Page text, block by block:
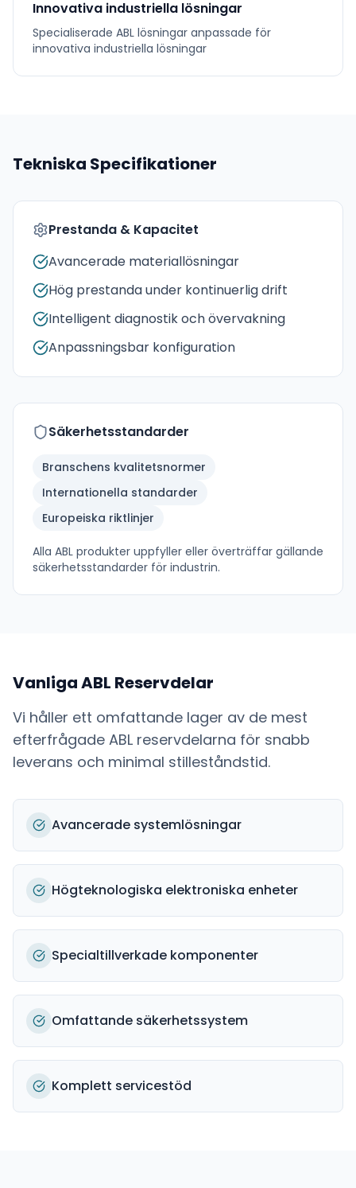
Innovativa industriella lösningar
Specialiserade ABL lösningar anpassade för
innovativa industriella lösningar
Tekniska Specifikationer
Prestanda & Kapacitet
Avancerade materiallösningar
Hög prestanda under kontinuerlig drift
Intelligent diagnostik och övervakning
Anpassningsbar konfiguration
Säkerhetsstandarder
Branschens kvalitetsnormer
Internationella standarder
Europeiska riktlinjer
Alla ABL produkter uppfyller eller överträffar gällande
säkerhetsstandarder för industrin.
VanligaABL Reservdelar
Vi håller ett omfattande lager av de mest
efterfrågade ABL reservdelarna för snabb
leverans och minimal stilleståndstid.
Avancerade systemlösningar
Högteknologiska elektroniska enheter
Specialtillverkade komponenter
Omfattande säkerhetssystem
Komplett servicestöd